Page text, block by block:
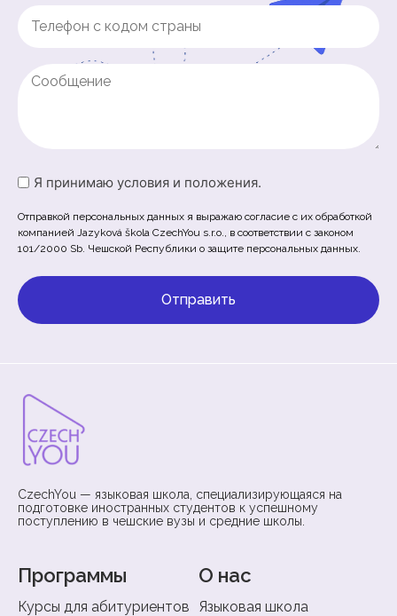
(Обязательно)
Untitled
Untitled
Я принимаю условия и положения.
Отправкой персональных данных я выражаю согласие с их обработкой
компанией Jazyková škola CzechYou s.r.o., в соответствии с законом
101/2000 Sb. Чешской Республики о защите персональных данных.
CzechYou — языковая школа, специализирующаяся на
подготовке иностранных студентов к успешному
поступлению в чешские вузы и средние школы.
Программы
Курсы для абитуриентов
О нас
Языковая школа